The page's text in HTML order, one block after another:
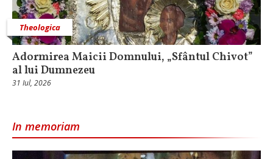
Theologica
Adormirea Maicii Domnului, „Sfântul Chivot”
al lui Dumnezeu
31 Iul, 2026
In memoriam